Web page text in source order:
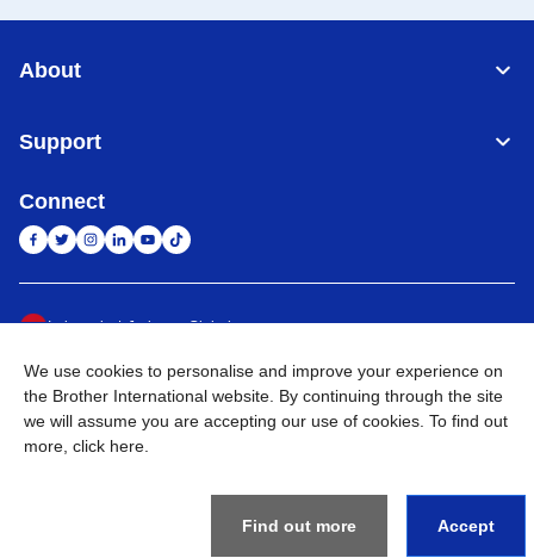
About
Support
Connect
Indonesia Jaringan Global
Privacy Policy Ketentuan Penggunaan Site Map Kunjungi Situs Global
©2026BROTHER INTERNATIONAL SALES INDONESIA All
We use cookies to personalise and improve your experience on
the Brother International website. By continuing through the site
we will assume you are accepting our use of cookies. To find out
more, click here
Find out more Accept